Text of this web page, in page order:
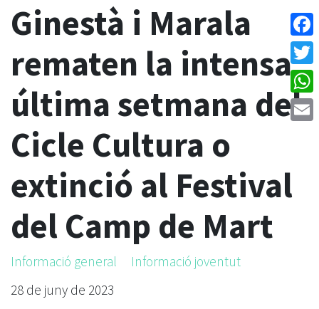
Ginestà i Marala
rematen la intensa
última setmana del
Cicle Cultura o
extinció al Festival
del Camp de Mart
Informació general
Informació joventut
28 de juny de 2023